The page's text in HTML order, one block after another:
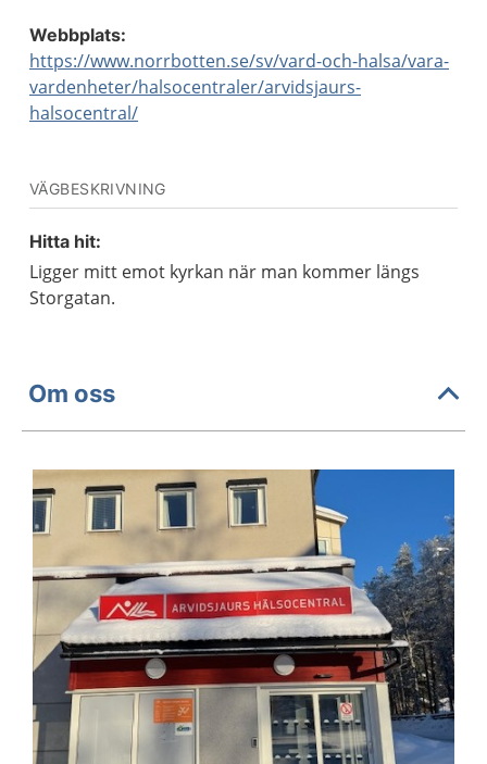
Webbplats:
https://www.norrbotten.se/sv/vard-och-halsa/vara-
vardenheter/halsocentraler/arvidsjaurs-
halsocentral/
VÄGBESKRIVNING
Hitta hit:
Ligger mitt emot kyrkan när man kommer längs
Storgatan.
Om oss